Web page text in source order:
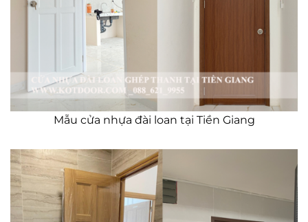
Mẫu cửa nhựa đài loan tại Tiền Giang